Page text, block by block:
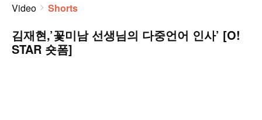
Video Shorts
김재현,’꽃미남 선생님의 다중언어 인사’ [O!
STAR 숏폼]